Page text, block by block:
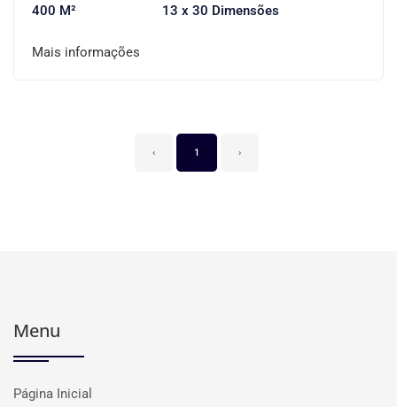
400 M² 13 x 30 Dimensões
Mais informações
‹ 1 ›
Menu
Página Inicial